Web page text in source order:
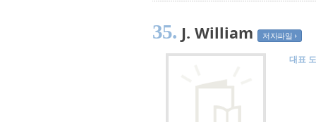
35. J. William 저자파일
대표